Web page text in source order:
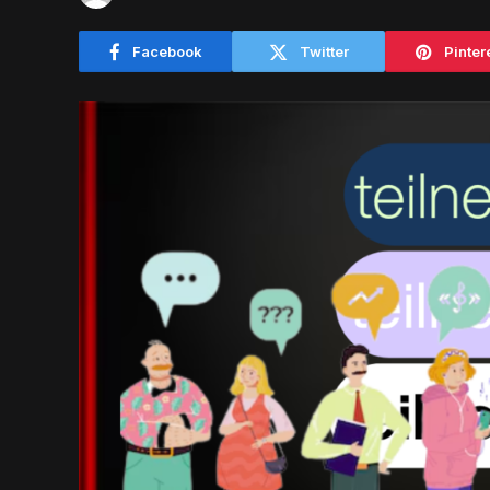
Facebook Twitter